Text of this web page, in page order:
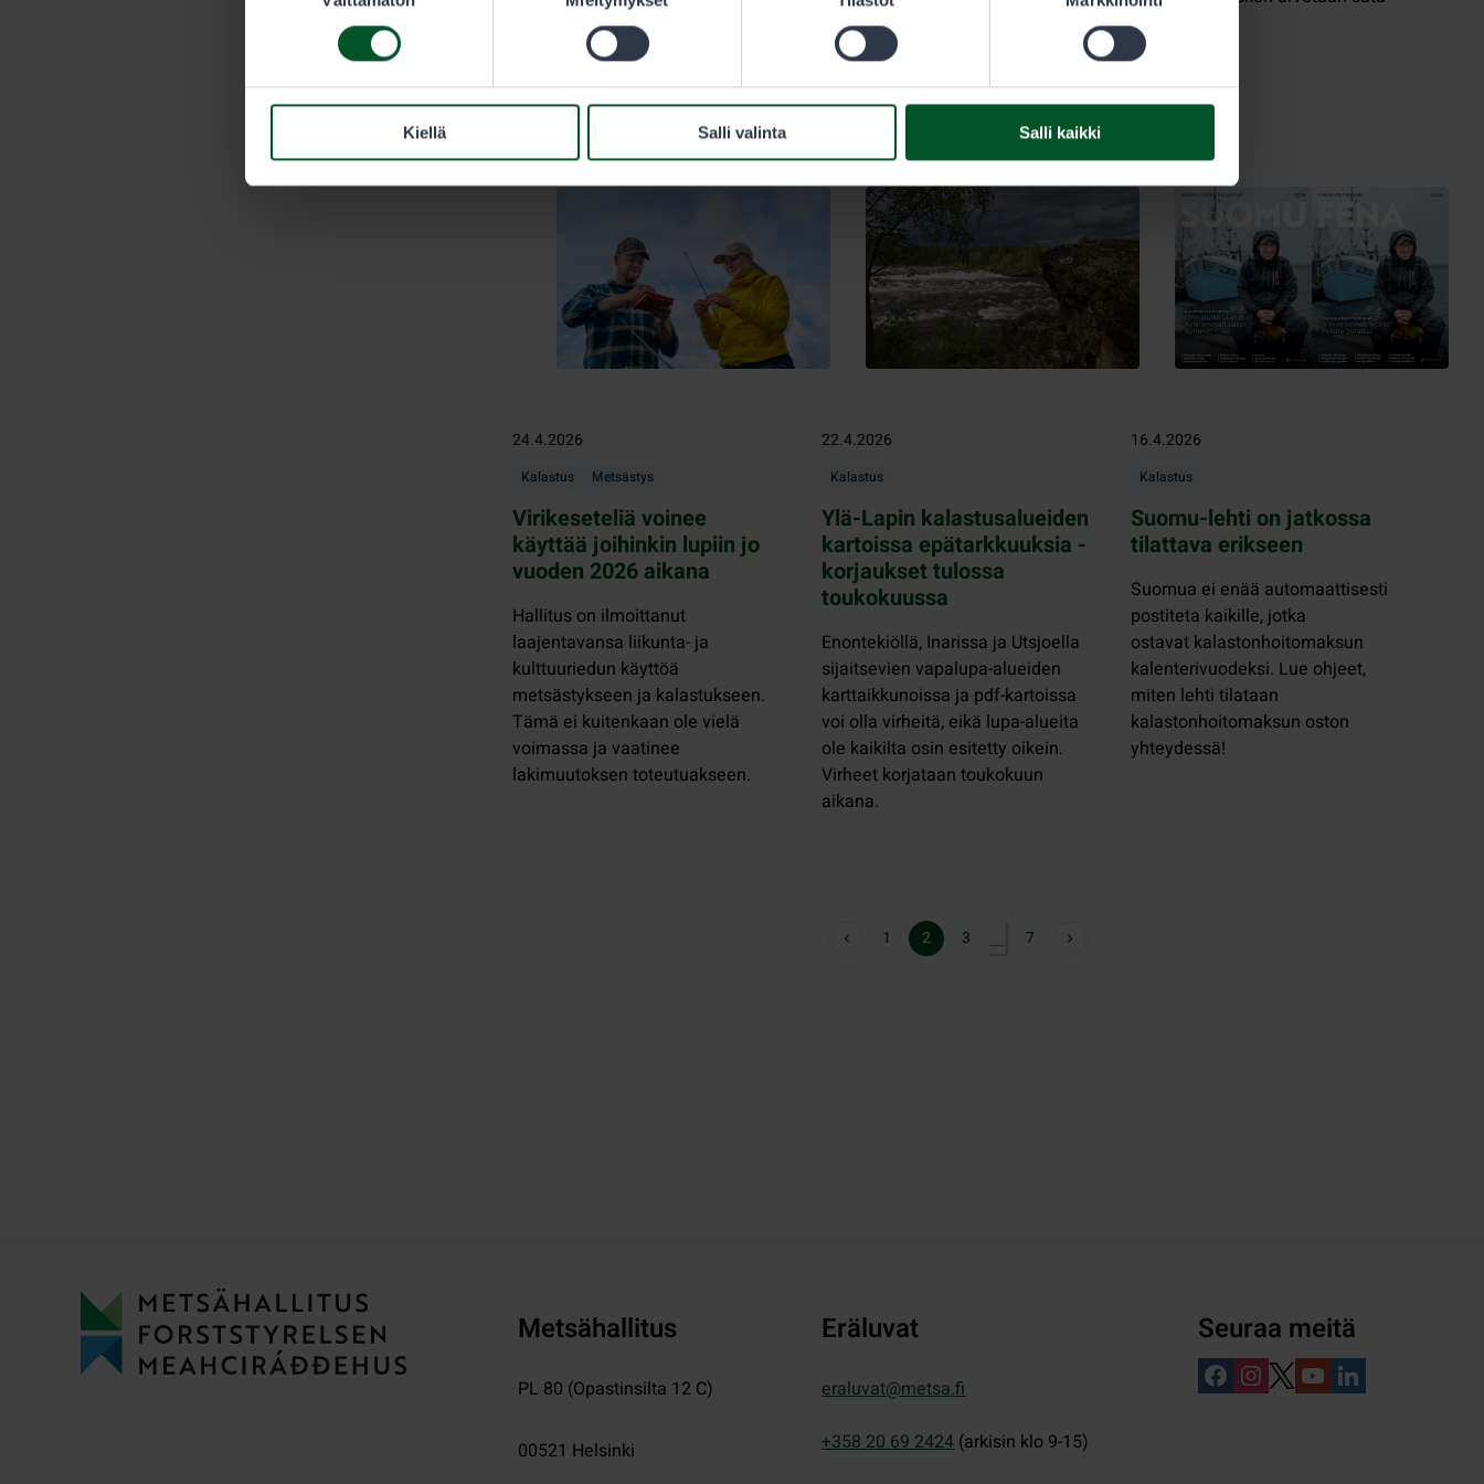
Kiellä Salli valinta Salli kaikki
yhteistyöyrittäjien järjestämiä
kesäkauden avajaisia.
sodankyläläiset.
juhlaviehettä.
24.4.2026
Kalastus Metsästys
Virikeseteliä voinee
käyttää joihinkin lupiin jo
vuoden 2026 aikana
Hallitus on ilmoittanut
laajentavansa liikunta- ja
kulttuuriedun käyttöä
metsästykseen ja kalastukseen.
Tämä ei kuitenkaan ole vielä
voimassa ja vaatinee
lakimuutoksen toteutuakseen.
22.4.2026
Kalastus
Ylä-Lapin kalastusalueiden
kartoissa epätarkkuuksia -
korjaukset tulossa
toukokuussa
Enontekiöllä, Inarissa ja Utsjoella
sijaitsevien vapalupa-alueiden
karttaikkunoissa ja pdf-kartoissa
voi olla virheitä, eikä lupa-alueita
ole kaikilta osin esitetty oikein.
Virheet korjataan toukokuun
aikana.
16.4.2026
Kalastus
Suomu-lehti on jatkossa
tilattava erikseen
Suomua ei enää automaattisesti
postiteta kaikille, jotka
ostavat kalastonhoitomaksun
kalenterivuodeksi. Lue ohjeet,
miten lehti tilataan
kalastonhoitomaksun oston
yhteydessä!
1 2 3 7
Metsähallitus
PL 80 (Opastinsilta 12 C)
00521 Helsinki
Eräluvat
eraluvat@metsa.fi
+358 20 69 2424(arkisin klo 9-15)
Seuraa meitä